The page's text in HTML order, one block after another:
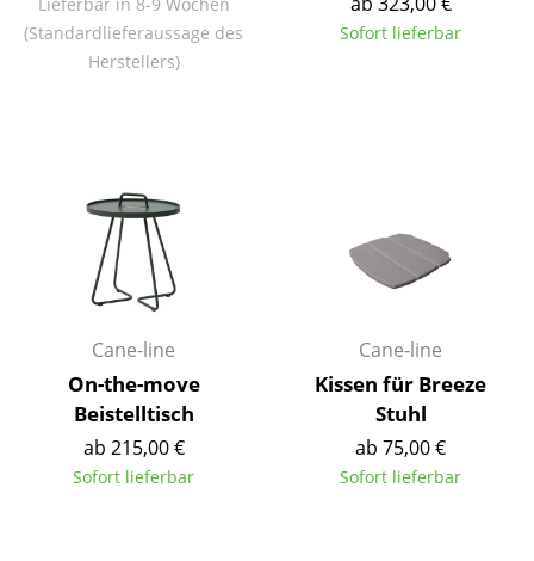
Tische
Couchtische
Schreibtische
Sekretäre & PC-Tische
Konferenztische
Stehtische & Stehpulte
Kindertische
Gartentische
(Standardlieferaussage des
Herstellers)
Sofort lieferbar
Cane-line
On-the-move
Beistelltisch
ab 215,00 €
Sofort lieferbar
Cane-line
Kissen für Breeze
Stuhl
ab 75,00 €
Sofort lieferbar